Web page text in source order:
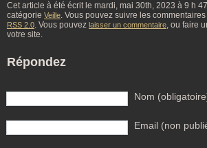
Cet article à été écrit le mardi, mai 30th, 2023 à 9 h
catégorie Veille. Vous pouvez suivre les
RSS 2.0. Vous pouvez laisser un commentaire, ou faire
votre site.
Répondez
Nom
Email (non